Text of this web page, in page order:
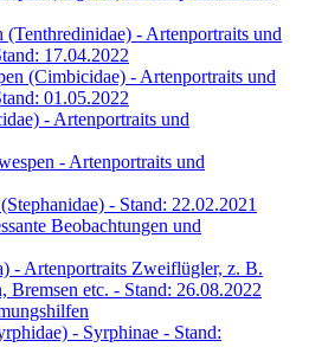
(Tenthredinidae) - Artenportraits und
17.04.2022
(Cimbicidae) - Artenportraits und
01.05.2022
- Artenportraits und
- Artenportraits und
- Stand: 22.02.2021
Beobachtungen und
- Artenportraits Zweiflügler, z. B.
Bremsen etc. - Stand: 26.08.2022
- Syrphinae - Stand: